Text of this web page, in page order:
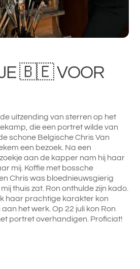
🇧🇪 VOOR
uitzending van sterren op het
die een portret wilde van
schone Belgische Chris Van
een bezoek. Na een
aan de kapper nam hij haar
mij. Koffie met bossche
Chris was bloednieuwsgierig
thuis zat. Ron onthulde zijn kado.
haar prachtige karakter kon
het werk. Op 22 juli kon Ron
portret overhandigen. Proficiat!